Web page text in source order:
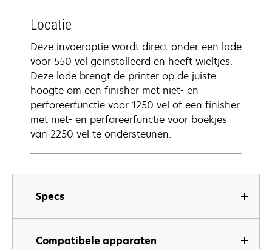
Specs
Compatibele apparaten
Locatie
Deze invoeroptie wordt direct onder een lade
voor 550 vel geïnstalleerd en heeft wieltjes.
Deze lade brengt de printer op de juiste
hoogte om een finisher met niet- en
perforeerfunctie voor 1250 vel of een finisher
met niet- en perforeerfunctie voor boekjes
van 2250 vel te ondersteunen.